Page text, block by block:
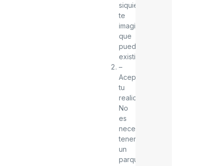
siquiera
te
imaginas
que
pueda
existir.
–
Acepta
tu
realidad.
No
es
necesario
tener
un
parque